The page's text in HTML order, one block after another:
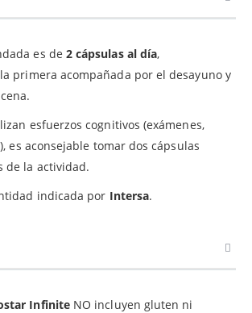
es de 2 cápsulas al día,
primera acompañada por el desayuno y
esfuerzos cognitivos (exámenes,
es aconsejable tomar dos cápsulas
de la actividad.
indicada por Intersa.
InfiniteNO incluyen gluten ni